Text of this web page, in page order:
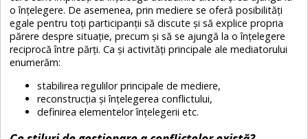
o înțelegere. De asemenea, prin mediere se oferă posibilități
egale pentru toți participanții să discute și să explice propria
părere despre situație, precum și să se ajungă la o înțelegere
reciprocă între părți. Ca și activități principale ale mediatorului
enumerăm:
stabilirea regulilor principale de mediere,
reconstrucția și înțelegerea conflictului,
definirea elementelor înțelegerii etc.